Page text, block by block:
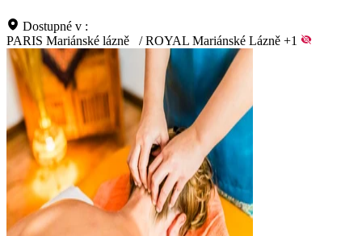
Dostupné v :
PARIS Mariánské lázně
/ ROYAL Mariánské Lázně +1